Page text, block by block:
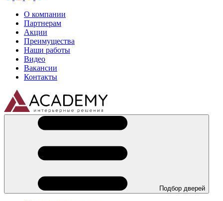
О компании
Партнерам
Акции
Преимущества
Наши работы
Видео
Вакансии
Контакты
Подбор дверей